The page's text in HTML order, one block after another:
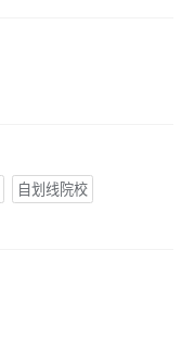
自划线院校